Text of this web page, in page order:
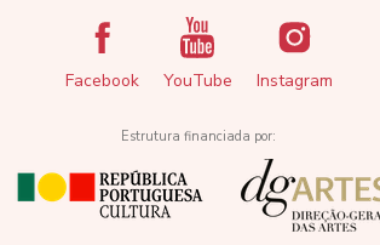
Facebook YouTube Instagram
Estrutura financiada por: